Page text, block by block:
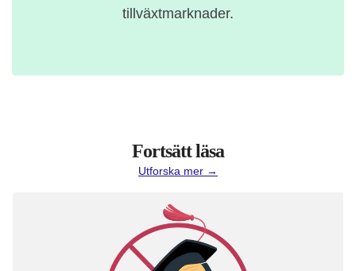
tillväxtmarknader.
Fortsätt läsa
Utforska mer →